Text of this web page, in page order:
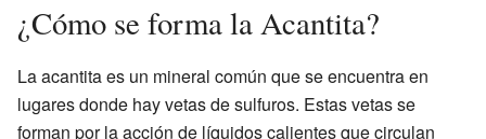
¿Cómo se forma la Acantita?
La acantita es un mineral común que se encuentra en
lugares donde hay vetas de sulfuros. Estas vetas se
forman por la acción de líquidos calientes que circulan